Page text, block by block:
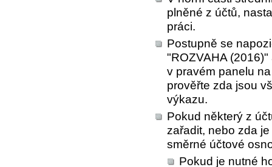
plněné z účtů,
práci.
Postupně se
"ROZVAHA
v pravém panelu
prověřte zda jsou
výkazu.
Pokud některý z
zařadit, nebo zda
směrné účtové
Pokud je nutné